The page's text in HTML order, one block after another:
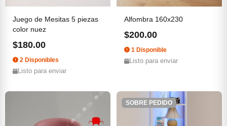
Juego de Mesitas 5 piezas
color nuez
$180.00
2 Disponibles
Listo para enviar
Alfombra 160x230
$200.00
1 Disponible
Listo para enviar
SOBRE PEDIDO